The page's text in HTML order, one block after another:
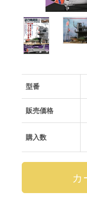
型番
販売価格
購入数